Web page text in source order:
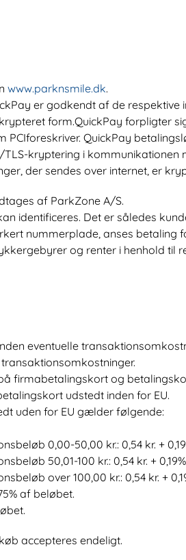
www.parknsmile.dk.
er godkendt af de
form.QuickPay forpligter
PCIforeskriver. QuickPay
kryptering i
der sendes over internet, er
af ParkZone A/S.
identificeres. Det er således
nummerplade, anses
og renter i henhold til
eventuelle
firmabetalingskort og
udstedt inden for EU.
uden for EU gælder følgende:
0,00-50,00 kr.: 0,54 kr. +
50,01-100 kr.: 0,54 kr. +
over 100,00 kr.: 0,54 kr. +
af beløbet.
accepteres endeligt.